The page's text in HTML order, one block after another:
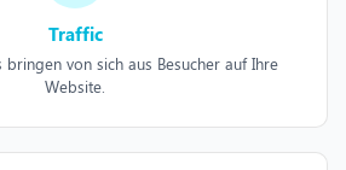
Traffic
bringen von sich aus Besucher auf Ihre
Website.